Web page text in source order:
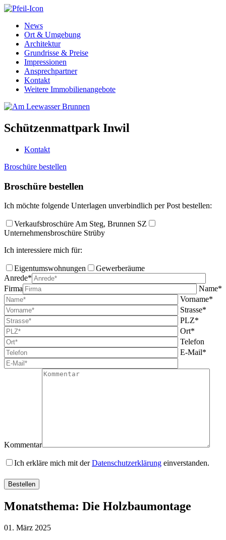
News
Ort & Umgebung
Architektur
Grundrisse & Preise
Impressionen
Ansprechpartner
Kontakt
Weitere Immobilienangebote
Schützenmattpark Inwil
Kontakt
Broschüre bestellen
Broschüre bestellen
Ich möchte folgende Unterlagen unverbindlich per Post bestellen:
Verkaufsbroschüre Am Steg, Brunnen SZ
Unternehmensbroschüre Strüby
Ich interessiere mich für:
Eigentumswohnungen
Gewerberäume
Anrede*
Firma
Name*
Vorname*
Strasse*
PLZ*
Ort*
Telefon
E-Mail*
Kommentar
Ich erkläre mich mit derDatenschutzerklärung einverstanden.
Bitte
lassen
dieses
leer.
Bitte
lassen
dieses
leer.
Bitte
lassen
Sie
dieses
leer.
Monatsthema: Die Holzbaumontage
01. März 2025